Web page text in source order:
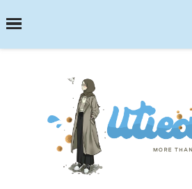
SEARCH THIS